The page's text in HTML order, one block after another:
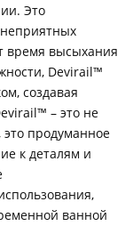
Это
время высыхания
Devirail™
создавая
– это не
это продуманное
к деталям и
ванной